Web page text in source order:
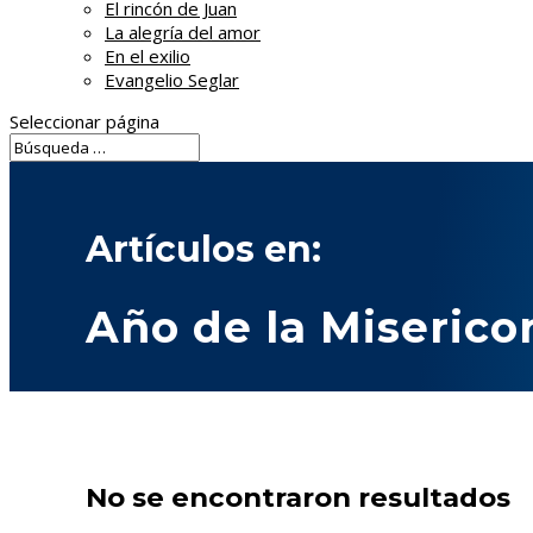
El rincón de Juan
La alegría del amor
En el exilio
Evangelio Seglar
Seleccionar página
Artículos en:
Año de la
No se encontraron resultados